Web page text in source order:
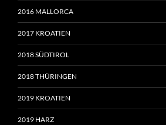
2016 MALLORCA
2017 KROATIEN
2018 SÜDTIROL
2018 THÜRINGEN
2019 KROATIEN
2019 HARZ